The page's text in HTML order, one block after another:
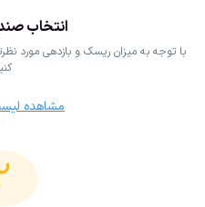
انتخاب
با توجه به میزان ریسک و بازدهی مورد
مشاهده